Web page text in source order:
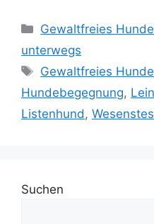
c
e
b
o
o
le
n
Kategorien
Gewaltfreies
unterwegs
Schlagwörter
Gewaltfreies
Hundebegegnung,
Listenhund ,
Suchen